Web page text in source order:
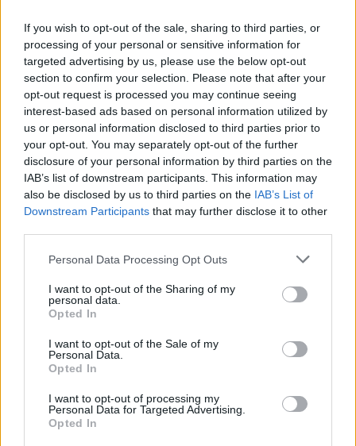
If you wish to opt-out of the sale, sharing to third parties, or
processing of your personal or sensitive information for
targeted advertising by us, please use the below opt-out
section to confirm your selection. Please note that after your
opt-out request is processed you may continue seeing
interest-based ads based on personal information utilized by
us or personal information disclosed to third parties prior to
your opt-out. You may separately opt-out of the further
disclosure of your personal information by third parties on the
IAB’s list of downstream participants. This information may
also be disclosed by us to third parties on the IAB’s List of
Downstream Participants that may further disclose it to other
Personal Data Processing Opt Outs
I want to opt-out of the Sharing of my
personal data.
Opted In
I want to opt-out of the Sale of my
Personal Data.
Opted In
I want to opt-out of processing my
Personal Data for Targeted Advertising.
Opted In
vinni, mert nem néz ki olyan jól, meg hát vinni
kell. Mindig, mindent, mindenhova. A táska,
retikül egy nagyon, nagyon fontos dekoratív
elem. Ami a vállhoz tartozik...
Ha tehát ezt olyan fontos cipelni, akkor nem árt az
izmokat időnként jól átdolgoztatni, megfelelően
edzeni. Hogy sokáig problémamentesen
ékesíthessen ez a darab.
Gyere Pilatesre!
Fűzy Gábor
https://youtu.be/kwQRpBxvI6U
Previous: ★ Biotensegrity ★ A mozgásunk alapja
Next: A nyaki-ágyéki
bőnye és a hasizom
LEGFRISSEBB BEJEGYZÉSEK...